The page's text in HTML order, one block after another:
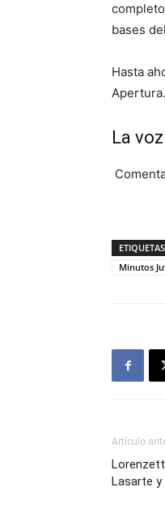
bases
Hasta
Apertura.
La
ETIQUETAS
Minutos
Artículo
Lasarte